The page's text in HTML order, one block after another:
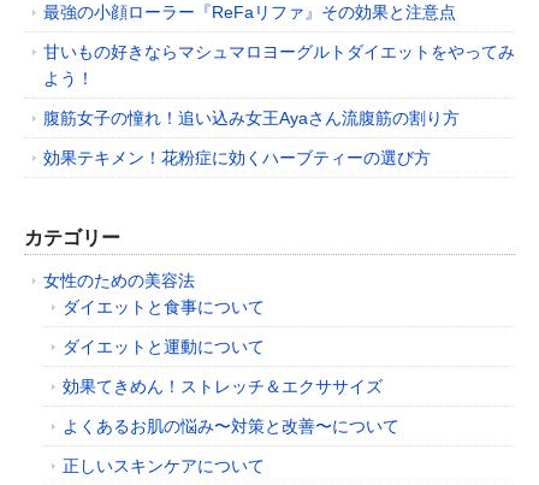
最強の小顔ローラー『ReFaリファ』その効果と注意点
甘いもの好きならマシュマロヨーグルトダイエットをやってみ
よう！
腹筋女子の憧れ！追い込み女王Ayaさん流腹筋の割り方
効果テキメン！花粉症に効くハーブティーの選び方
カテゴリー
女性のための美容法
ダイエットと食事について
ダイエットと運動について
効果てきめん！ストレッチ＆エクササイズ
よくあるお肌の悩み〜対策と改善〜について
正しいスキンケアについて